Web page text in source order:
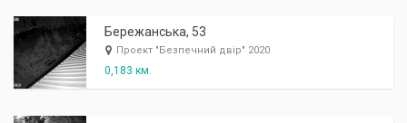
Бережанська, 53
Проект "Безпечний двір" 2020
0,183 км.